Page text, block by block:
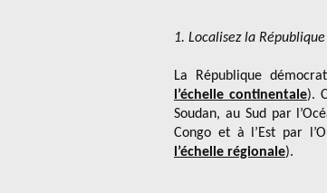
1. Localisez la
La République
l’échelle continentale).
Soudan, au Sud par
Congo et à l’Est par
l’échelle régionale).